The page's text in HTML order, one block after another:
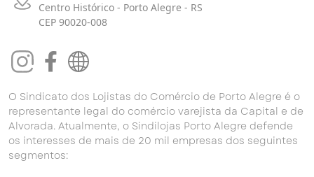
Centro Histórico - Porto Alegre - RS
CEP 90020-008
O Sindicato dos Lojistas do Comércio de Porto Alegre é o
representante legal do comércio varejista da Capital e de
Alvorada. Atualmente, o Sindilojas Porto Alegre defende
os interesses de mais de 20 mil empresas dos seguintes
segmentos: